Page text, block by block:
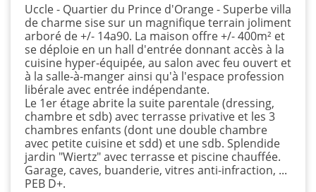
Uccle - Quartier du Prince d'Orange - Superbe villa
de charme sise sur un magnifique terrain joliment
arboré de +/- 14a90. La maison offre +/- 400m² et
se déploie en un hall d'entrée donnant accès à la
cuisine hyper-équipée, au salon avec feu ouvert et
à la salle-à-manger ainsi qu'à l'espace profession
libérale avec entrée indépendante.
Le 1er étage abrite la suite parentale (dressing,
chambre et sdb) avec terrasse privative et les 3
chambres enfants (dont une double chambre
avec petite cuisine et sdd) et une sdb. Splendide
jardin "Wiertz" avec terrasse et piscine chauffée.
Garage, caves, buanderie, vitres anti-infraction, ...
PEB D+.